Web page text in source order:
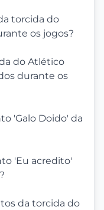
torcida do
os jogos?
do Atlético
durante os
'Galo Doido' da
'Eu acredito'
da torcida do